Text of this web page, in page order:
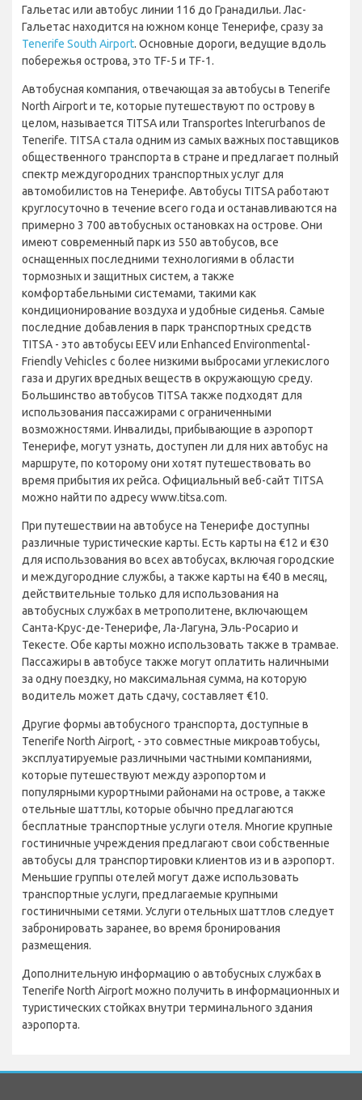
Гальетас или автобус линии 116 до Гранадильи. Лас-
Гальетас находится на южном конце Тенерифе, сразу за
Tenerife South Airport. Основные дороги, ведущие вдоль
побережья острова, это TF-5 и TF-1.
Автобусная компания, отвечающая за автобусы в Tenerife
North Airport и те, которые путешествуют по острову в
целом, называется TITSA или Transportes Interurbanos de
Tenerife. TITSA стала одним из самых важных поставщиков
общественного транспорта в стране и предлагает полный
спектр междугородних транспортных услуг для
автомобилистов на Тенерифе. Автобусы TITSA работают
круглосуточно в течение всего года и останавливаются на
примерно 3 700 автобусных остановках на острове. Они
имеют современный парк из 550 автобусов, все
оснащенных последними технологиями в области
тормозных и защитных систем, а также
комфортабельными системами, такими как
кондиционирование воздуха и удобные сиденья. Самые
последние добавления в парк транспортных средств
TITSA - это автобусы EEV или Enhanced Environmental-
Friendly Vehicles с более низкими выбросами углекислого
газа и других вредных веществ в окружающую среду.
Большинство автобусов TITSA также подходят для
использования пассажирами с ограниченными
возможностями. Инвалиды, прибывающие в аэропорт
Тенерифе, могут узнать, доступен ли для них автобус на
маршруте, по которому они хотят путешествовать во
время прибытия их рейса. Официальный веб-сайт TITSA
можно найти по адресу www.titsa.com.
При путешествии на автобусе на Тенерифе доступны
различные туристические карты. Есть карты на €12 и €30
для использования во всех автобусах, включая городские
и междугородние службы, а также карты на €40 в месяц,
действительные только для использования на
автобусных службах в метрополитене, включающем
Санта-Крус-де-Тенерифе, Ла-Лагуна, Эль-Росарио и
Текесте. Обе карты можно использовать также в трамвае.
Пассажиры в автобусе также могут оплатить наличными
за одну поездку, но максимальная сумма, на которую
водитель может дать сдачу, составляет €10.
Другие формы автобусного транспорта, доступные в
Tenerife North Airport, - это совместные микроавтобусы,
эксплуатируемые различными частными компаниями,
которые путешествуют между аэропортом и
популярными курортными районами на острове, а также
отельные шаттлы, которые обычно предлагаются
бесплатные транспортные услуги отеля. Многие крупные
гостиничные учреждения предлагают свои собственные
автобусы для транспортировки клиентов из и в аэропорт.
Меньшие группы отелей могут даже использовать
транспортные услуги, предлагаемые крупными
гостиничными сетями. Услуги отельных шаттлов следует
забронировать заранее, во время бронирования
размещения.
Дополнительную информацию о автобусных службах в
Tenerife North Airport можно получить в информационных и
туристических стойках внутри терминального здания
аэропорта.